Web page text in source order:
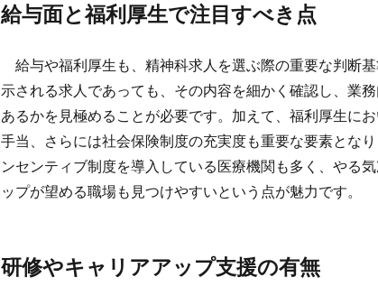
給与面と福利厚生で注目すべき点
給与や福利厚生も、精神科求人を選ぶ際の重要な判断
示される求人であっても、その内容を細かく確認し、業
あるかを見極めることが必要です。加えて、福利厚生に
手当、さらには社会保険制度の充実度も重要な要素とな
ンセンティブ制度を導入している医療機関も多く、やる
ップが望める職場も見つけやすいという点が魅力です。
研修やキャリアアップ支援の有無